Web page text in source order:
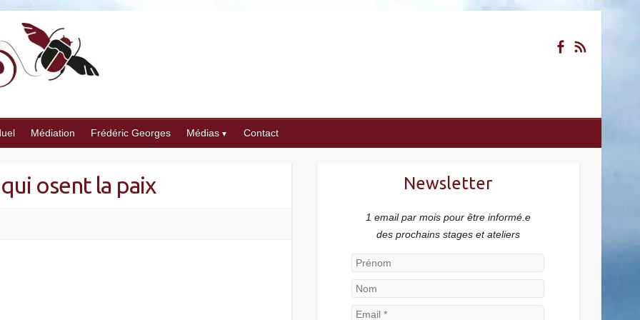
Médiation Frédéric Georges Médias Contact
osent la paix Newsletter
1 email par mois pour être informé.e
des prochains stages et ateliers